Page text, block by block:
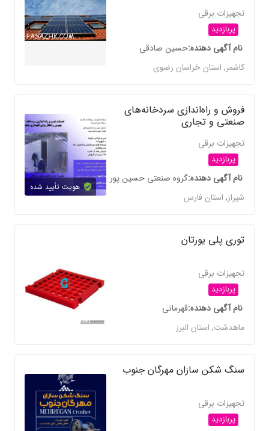
تجهیزات برقی
پربازدید
نام آگهی دهندهحسین صادقی
کاشمر,استان خراسان رضوی
فروش و راه‌اندازی سردخانه‌های
صنعتی و تجاری
تجهیزات برقی
پربازدید
نام آگهی دهندهگروه صنعتی حسین پور
شیراز,استان فارس
هویت تأیید شده
توری پلی یورتان
تجهیزات برقی
پربازدید
نام آگهی دهندهقهرمانی
ماهدشت,استان البرز
سنگ شکن سازان مهرگان جنوب
تجهیزات برقی
پربازدید